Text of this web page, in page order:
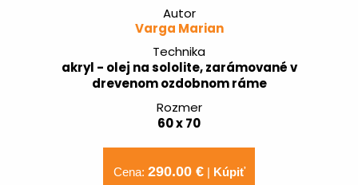
Autor
Varga Marian
Technika
akryl - olej na sololite, zarámované v
drevenom ozdobnom ráme
Rozmer
60 x 70
Cena: 290.00 €| Kúpiť